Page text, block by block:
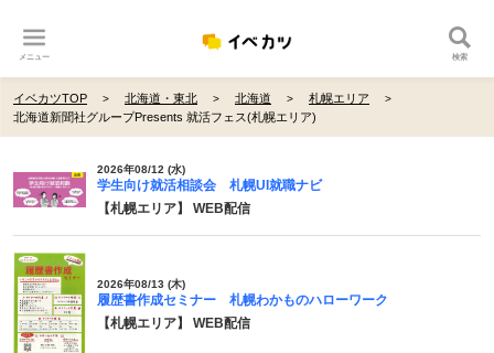
メニュー 検索
イベカツTOP 北海道・東北 北海道
札幌エリア
北海道新聞社グループPresents 就活フェス(札幌エリア)
2026年08/12 (水)
学生向け就活相談会 札幌UI就職ナビ
【札幌エリア】 WEB配信
2026年08/13 (木)
履歴書作成セミナー 札幌わかものハローワーク
【札幌エリア】 WEB配信